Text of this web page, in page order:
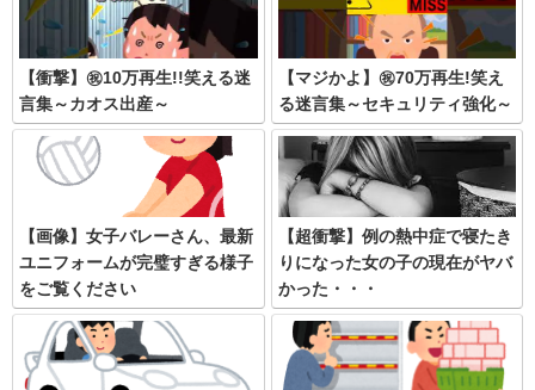
【衝撃】㊗️10万再生!!笑える迷
言集～カオス出産～
【マジかよ】㊗️70万再生!笑え
る迷言集～セキュリティ強化～
【画像】女子バレーさん、最新
ユニフォームが完璧すぎる様子
をご覧ください
【超衝撃】例の熱中症で寝たき
りになった女の子の現在がヤバ
かった・・・